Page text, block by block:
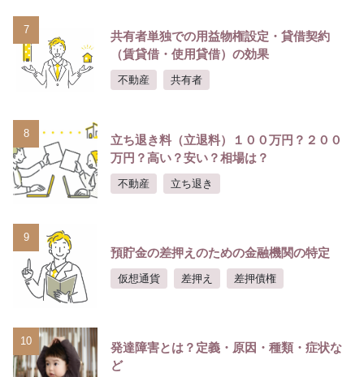
7
共有者単独での用益物権設定・貸借契約
（賃貸借・使用貸借）の効果
不動産 共有者
8
立ち退き料（立退料）１００万円？２００
万円？高い？安い？相場は？
不動産 立ち退き
9
預貯金の差押えのための金融機関の特定
仮想通貨 差押え 差押債権
10
発達障害とは？定義・原因・種類・症状な
ど